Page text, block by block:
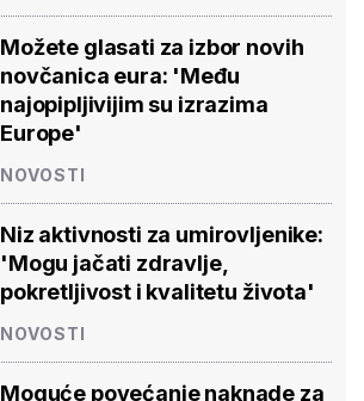
Možete glasati za izbor novih
novčanica eura: 'Među
najopipljivijim su izrazima
Europe'
NOVOSTI
Niz aktivnosti za umirovljenike:
'Mogu jačati zdravlje,
pokretljivost i kvalitetu života'
NOVOSTI
Moguće povećanje naknade za